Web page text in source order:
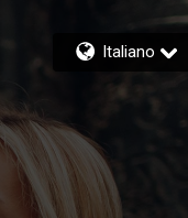
Italiano